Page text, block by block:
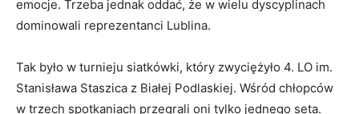
emocje. Trzeba jednak oddać, że w wielu dyscyplinach
dominowali reprezentanci Lublina.
Tak było w turnieju siatkówki, który zwyciężyło 4. LO im.
Stanisława Staszica z Białej Podlaskiej. Wśród chłopców
w trzech spotkaniach przegrali oni tylko jednego seta.